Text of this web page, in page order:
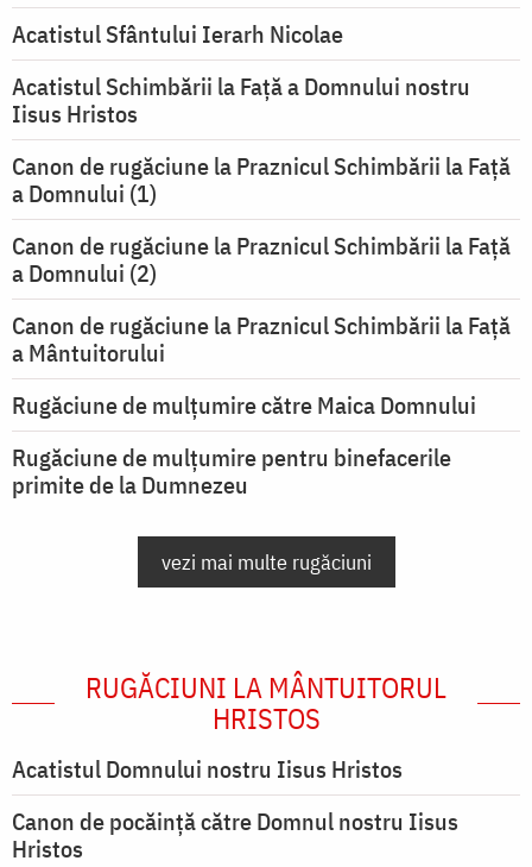
Acatistul Sfântului Ierarh Nicolae
Acatistul Schimbării la Faţă a Domnului nostru
Iisus Hristos
Canon de rugăciune la Praznicul Schimbării la Faţă
a Domnului (1)
Canon de rugăciune la Praznicul Schimbării la Faţă
a Domnului (2)
Canon de rugăciune la Praznicul Schimbării la Față
a Mântuitorului
Rugăciune de mulţumire către Maica Domnului
Rugăciune de mulțumire pentru binefacerile
primite de la Dumnezeu
vezi mai multe rugăciuni
RUGĂCIUNI LA MÂNTUITORUL
HRISTOS
Acatistul Domnului nostru Iisus Hristos
Canon de pocăință către Domnul nostru Iisus
Hristos